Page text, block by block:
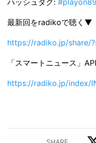
ハッシュタグ:
最新回をradikoで聴く▼
https://radiko.jp/share/
「スマートニュース」
https://radiko.jp/index/